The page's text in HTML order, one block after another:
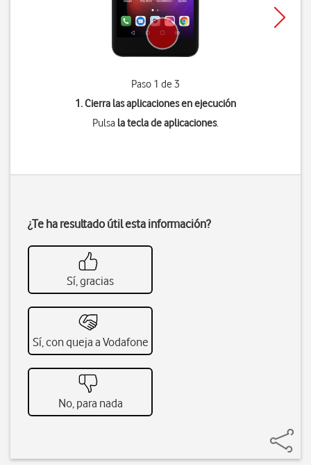
Paso 1 de 3
1. Cierra las aplicaciones en ejecución
Pulsa la tecla de aplicaciones.
¿Te ha resultado útil esta información?
Sí, gracias
Sí, con queja a Vodafone
No, para nada